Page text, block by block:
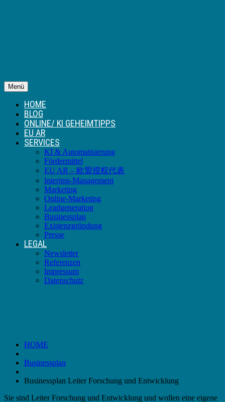
Menü
HOME
BLOG
ONLINE/ KI GEHEIMTIPPS
EU AR
SERVICES
KI & Automatisierung
Fördermittel
EU AR – 欧盟授权代表
Interims-Management
Marketing
Online-Marketing
Leadgeneration
Businessplan
Existenzgründung
Presse
LEGAL
Newsletter
Referenzen
Impressum
Datenschutz
HOME
Businessplan
Businessplan Leiter Forschung und Entwicklung
Sie sind Leiter Forschung und Entwicklung und wollen eine eigene